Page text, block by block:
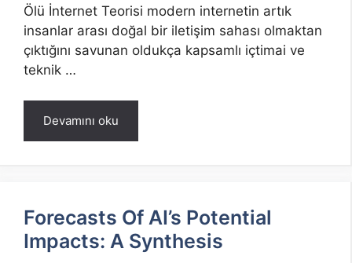
Ölü İnternet Teorisi modern internetin artık
insanlar arası doğal bir iletişim sahası olmaktan
çıktığını savunan oldukça kapsamlı içtimai ve
teknik …
Devamını oku
Forecasts Of AI’s Potential
Impacts: A Synthesis